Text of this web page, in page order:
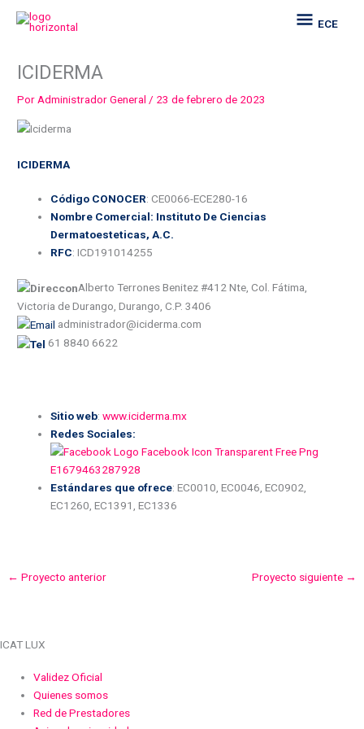
ECEECE
ICIDERMA
PorAdministrador General/ 23 de febrero de 2023
ICIDERMA
Código CONOCER: CE0066-ECE280-16
Nombre Comercial: Instituto De Ciencias
Dermatoesteticas, A.C.
RFC: ICD191014255
Alberto Terrones Benitez #412 Nte, Col. Fátima,
Victoria de Durango, Durango, C.P. 3406
administrador@iciderma.com
61 8840 6622
Sitio web:www.iciderma.mx
Redes Sociales:
Estándares que ofrece: EC0010, EC0046, EC0902,
EC1260, EC1391, EC1336
← Proyecto anterior Proyecto siguiente →
ICAT LUX
Validez Oficial
Quienes somos
Red de Prestadores